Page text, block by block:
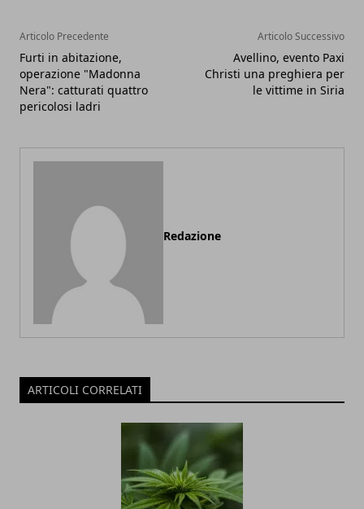
Articolo Precedente
Furti in abitazione,
operazione "Madonna
Nera": catturati quattro
pericolosi ladri
Articolo Successivo
Avellino, evento Paxi
Christi una preghiera per
le vittime in Siria
Redazione
ARTICOLI CORRELATI